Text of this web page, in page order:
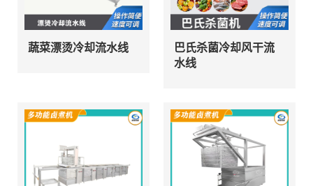
蔬菜漂烫冷却流水线
巴氏杀菌冷却风干流
水线